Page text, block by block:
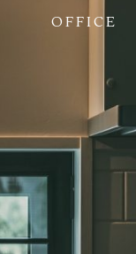
OFFICE